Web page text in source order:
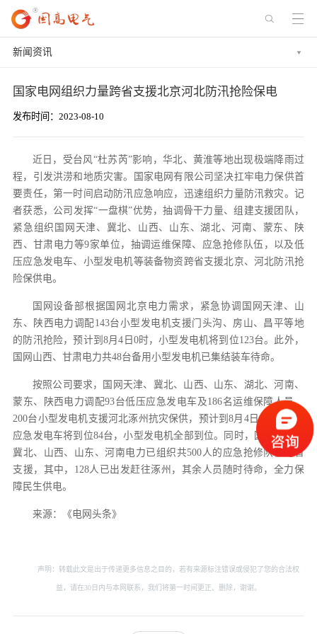
新闻资讯
国家电网组织力量跨省支援北京河北防汛抢险保电
发布时间：2023-08-10
近日，受台风“杜苏芮”影响，华北、黄淮等地出现极端降雨过
程，引发洪涝和地质灾害。国家电网有限公司坚决扛牢电力保供首
要责任，第一时间启动防汛应急响应，迅速组织力量防汛救灾。记
者获悉，公司发挥“一盘棋”优势，抽调骨干力量、组建支援团队，
紧急组织国网天津、冀北、山西、山东、湖北、河南、蒙东、陕
西、甘肃电力等9家单位，抽调运维保障、应急抢修队伍，以及低
压应急发电车、小型发电机等装备物资跨省支援北京、河北防汛抢
险保供电。
国网设备部根据国网北京电力需求，紧急协调国网天津、山
东、陕西电力调配143台小型发电机支援门头沟、房山、昌平等地
的防汛抢险，预计到8月4日0时，小型发电机将到位123台。此外，
国网山西、甘肃电力共48台备用小型发电机已集结装车待命。
按照公司要求，国网天津、冀北、山西、山东、湖北、河南、
蒙东、陕西电力调配93台低压应急发电车及186名运维保障人员、
200台小型发电机支援河北涿州抗灾保供，预计到8月4日0时，低压
应急发电车将到位84台，小型发电机全部到位。同时，国网天津、
冀北、山西、山东、河南电力已组织共500人的应急抢修队伍跨省
支援，其中，128人已出发赶往涿州，其余人员随时待命，全力保
障民生供电。
来源：《电网头条》
声明：转载此文是出于传递更多信息之目的，若有来源标注错误或侵犯了您的合法权
益，请在30日内与本网联系，我们将第一时间更正、删除，谢谢。